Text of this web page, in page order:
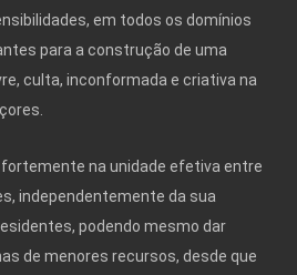
em todos os domínios
para a construção de uma
culta, inconformada e criativa na
na unidade efetiva entre
independentemente da sua
podendo mesmo dar
de menores recursos, desde que